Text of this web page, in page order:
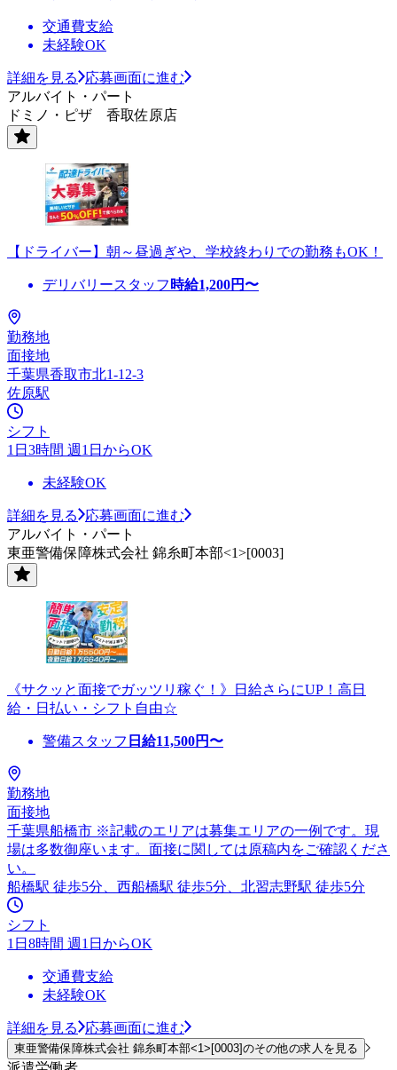
交通費支給
未経験OK
詳細を見る
応募画面に進む
アルバイト・パート
ドミノ・ピザ 香取佐原店
【ドライバー】朝～昼過ぎや、学校終わりでの勤務もOK！
デリバリースタッフ 時給1,200円〜
勤務地
面接地
千葉県香取市北1-12-3
佐原駅
シフト
1日3時間 週1日からOK
未経験OK
詳細を見る
応募画面に進む
アルバイト・パート
東亜警備保障株式会社 錦糸町本部<1>[0003]
《サクッと面接でガッツリ稼ぐ！》日給さらにUP！高日
給・日払い・シフト自由☆
警備スタッフ 日給11,500円〜
勤務地
面接地
千葉県船橋市 ※記載のエリアは募集エリアの一例です。現
場は多数御座います。面接に関しては原稿内をご確認くださ
い。
船橋駅 徒歩5分、西船橋駅 徒歩5分、北習志野駅 徒歩5分
シフト
1日8時間 週1日からOK
交通費支給
未経験OK
詳細を見る 応募画面に進む
東亜警備保障株式会社 錦糸町本部<1>[0003]のその他の求人を見る